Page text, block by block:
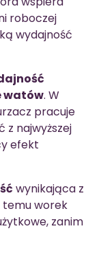
roboczej
wydajność
watów. W
pracuje
z najwyższej
efekt
wynikająca z
temu worek
zanim